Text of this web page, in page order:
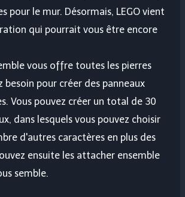
pour le mur. Désormais, LEGO vient
qui pourrait vous être encore
vous offre toutes les pierres
besoin pour créer des panneaux
Vous pouvez créer un total de 30
dans lesquels vous pouvez choisir
d'autres caractères en plus des
ensuite les attacher ensemble
semble.